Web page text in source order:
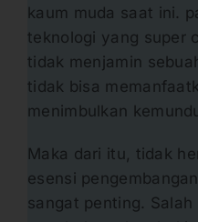
kaum muda saat ini.
teknologi yang super
tidak menjamin
tidak bisa
menimbulkan
Maka dari itu, tidak
esensi
sangat penting.